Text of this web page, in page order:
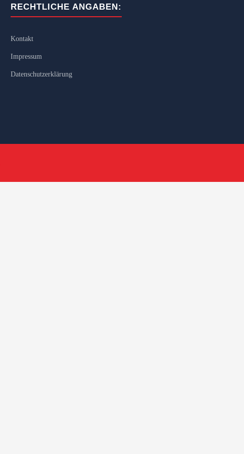
RECHTLICHE ANGABEN:
Kontakt
Impressum
Datenschutzerklärung